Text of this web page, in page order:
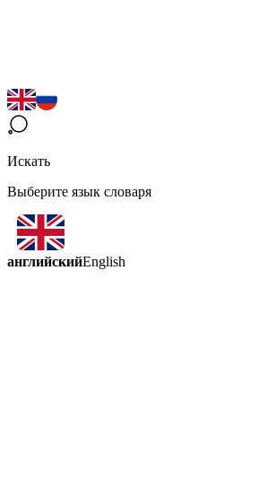
Искать
Выберите язык словаря
английскийEnglish